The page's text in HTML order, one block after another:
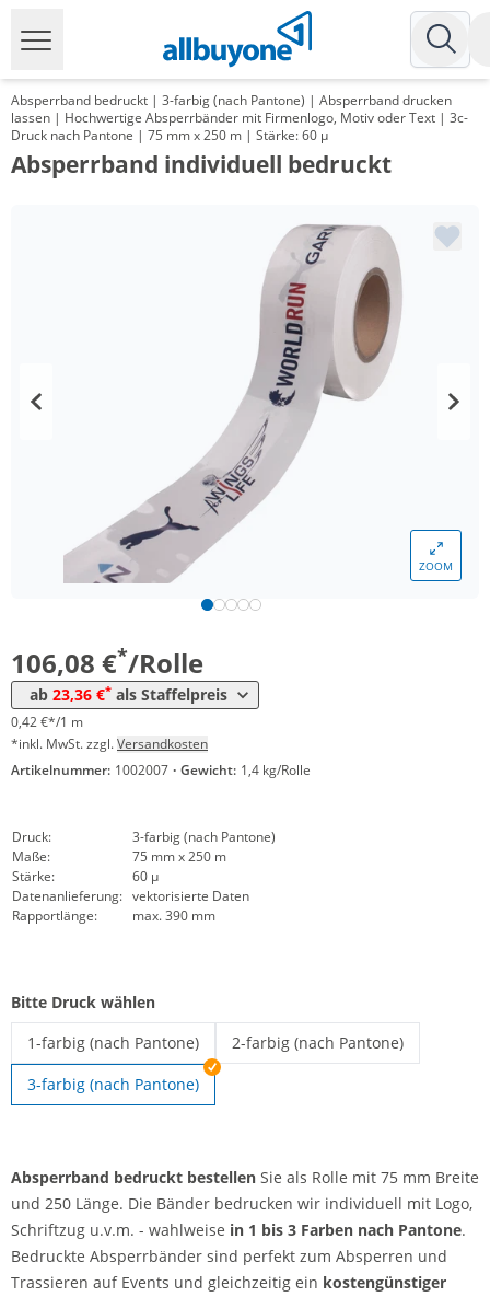
Absperrband bedruckt | 3-farbig (nach Pantone) | Absperrband drucken
lassen | Hochwertige Absperrbänder mit Firmenlogo, Motiv oder Text | 3c-
Druck nach Pantone | 75 mm x 250 m | Stärke: 60 µ
Absperrband individuell bedruckt
ZOOM
106,08 €*/Rolle
ab 23,36 €* als Staffelpreis
Preis
70,28 €
ab 24 Rollen 44,78 €
ab 50 Rollen
26,42 €
0,42 €*/1 m
*inkl. MwSt. zzgl.Versandkosten
Artikelnummer: 1002007 · Gewicht: 1,4 kg/Rolle
Druck:
3-farbig (nach Pantone)
Maße:
75 mm x 250 m
Stärke:
60 µ
Datenanlieferung: vektorisierte Daten
Rapportlänge:
max. 390 mm
Bitte Druck wählen
1-farbig (nach Pantone)
Absperrband bedruckt | 1-farbig (nach Pantone)
2-farbig (nach Pantone)
3-farbig (nach Pantone)
Absperrband bedruckt bestellen Sie als Rolle mit 75 mm Breite
und 250 Länge. Die Bänder bedrucken wir individuell mit Logo,
Schriftzug u.v.m. - wahlweise in 1 bis 3 Farben nach Pantone.
Bedruckte Absperrbänder sind perfekt zum Absperren und
Trassieren auf Events und gleichzeitig ein kostengünstiger